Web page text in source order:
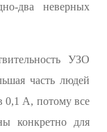
два неверных
УЗО
часть людей
0,1 А, потому все
конкретно для